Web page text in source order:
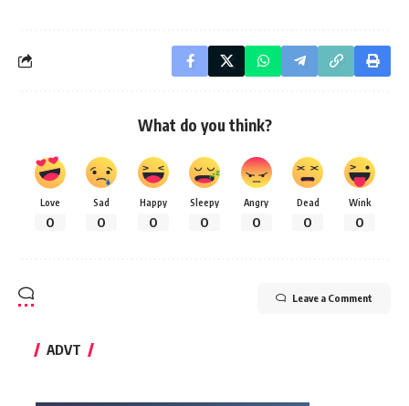
What do you think?
Love
0
Sad
0
Happy
0
Sleepy
0
Angry
0
Dead
0
Wink
0
Leave a Comment
ADVT